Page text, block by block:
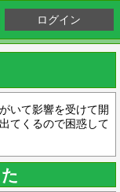
ログイン
いて影響を受けて開
てくるので困惑して